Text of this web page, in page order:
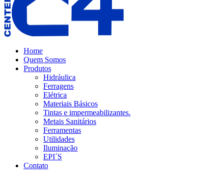
Home
Quem Somos
Produtos
Hidráulica
Ferragens
Elétrica
Materiais Básicos
Tintas e impermeabilizantes.
Metais Sanitários
Ferramentas
Utilidades
Iluminação
EPI´S
Contato